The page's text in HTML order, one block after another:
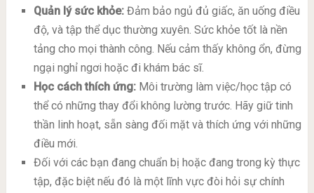
Quản lý sức khỏe:Đảm bảo ngủ đủ giấc, ăn uống điều
độ, và tập thể dục thường xuyên. Sức khỏe tốt là nền
tảng cho mọi thành công. Nếu cảm thấy không ổn, đừng
ngại nghỉ ngơi hoặc đi khám bác sĩ.
Học cách thích ứng:Môi trường làm việc/học tập có
thể có những thay đổi không lường trước. Hãy giữ tinh
thần linh hoạt, sẵn sàng đối mặt và thích ứng với những
điều mới.
Đối với các bạn đang chuẩn bị hoặc đang trong kỳ thực
tập, đặc biệt nếu đó là một lĩnh vực đòi hỏi sự chính